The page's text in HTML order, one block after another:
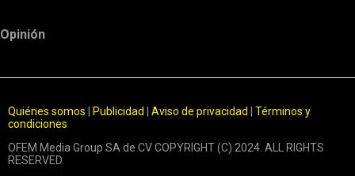
Opinión
Quiénes somos | Publicidad | Aviso de privacidad | Términos y
condiciones
OFEM Media Group SA de CV COPYRIGHT (C) 2024. ALL RIGHTS
RESERVED.